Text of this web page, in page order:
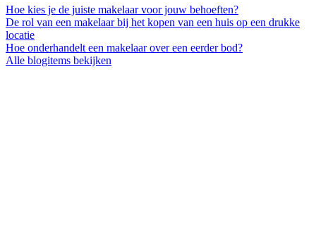
Hoe kies je de juiste makelaar voor jouw behoeften?
De rol van een makelaar bij het kopen van een huis op een drukke
locatie
Hoe onderhandelt een makelaar over een eerder bod?
Alle blogitems bekijken